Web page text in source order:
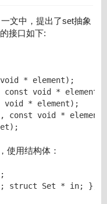
文中，提出了set抽象
接口如下:
* element);
void * element);
* element);
const void *
使用结构体：
struct Set * in; };